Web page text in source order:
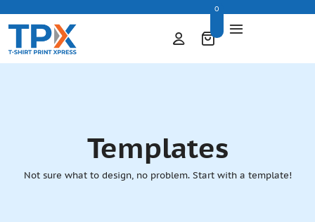
0
Templates
Not sure what to design, no problem. Start with a template!